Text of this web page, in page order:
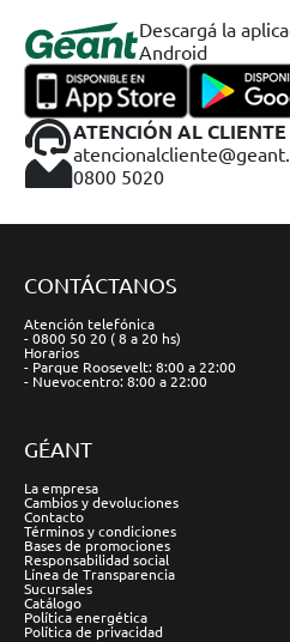
Descargá la
Android
ATENCIÓN AL CLIENTE
0800 5020
CONTÁCTANOS
Atención telefónica
- 0800 50 20 ( 8 a 20 hs)
Horarios
- Parque Roosevelt: 8:00 a 22:00
- Nuevocentro: 8:00 a 22:00
GÉANT
La empresa
Cambios y devoluciones
Contacto
Términos y condiciones
Bases de promociones
Responsabilidad social
Línea de Transparencia
Sucursales
Catálogo
Política energética
Política de privacidad